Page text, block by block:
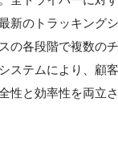
のトラッキング
の各段階で複数の
テムにより、顧
性と効率性を両立